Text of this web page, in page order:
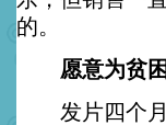
的。
愿意为贫
发片四个月